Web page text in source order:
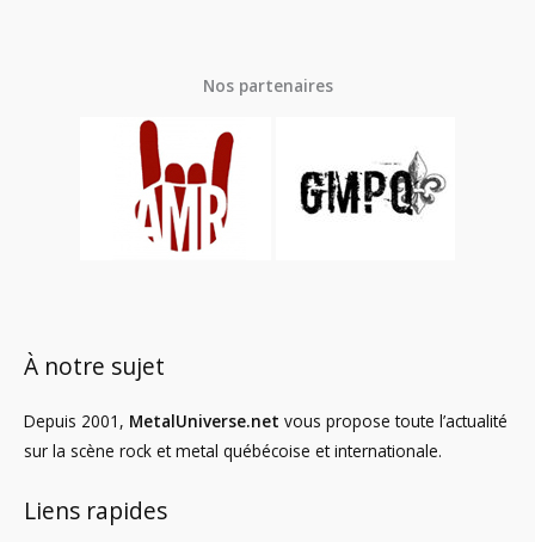
Nos partenaires
À notre sujet
Depuis 2001, MetalUniverse.net vous propose toute l’actualité
sur la scène rock et metal québécoise et internationale.
Liens rapides